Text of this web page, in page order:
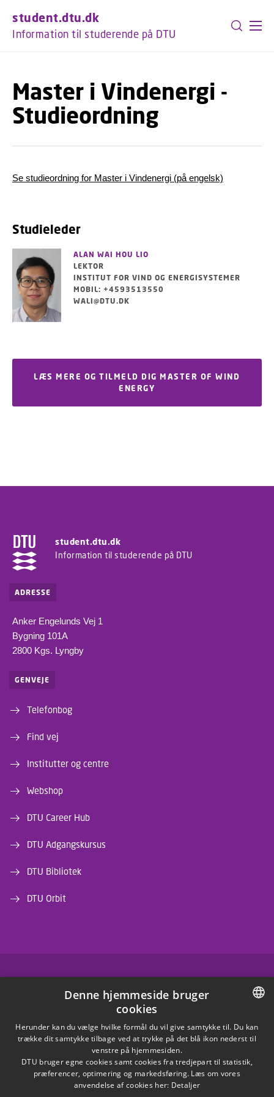
student.dtu.dk
Information til studerende på DTU
Master i Vindenergi -
Studieordning
Se studieordning for Master i Vindenergi (på engelsk)
Studieleder
ALAN WAI HOU LIO
LEKTOR
INSTITUT FOR VIND OG ENERGISYSTEMER
MOBIL: +4593513550
WALI@DTU.DK
LÆS MERE OG TILMELD DIG MASTER OF WIND
ENERGY
student.dtu.dk
Information til studerende på DTU
ADRESSE
Anker Engelunds Vej 1
Bygning 101A
2800 Kgs. Lyngby
GENVEJE
Telefonbog
Find vej
Institutter og centre
Webshop
DTU Career Hub
DTU Adgangskursus
DTU Bibliotek
DTU Orbit
INSTAGRAM
LINKEDIN
X
DANISH
ENGLISH
Denne hjemmeside bruger
cookies
Herunder kan du vælge hvilke formål du vil give samtykke til. Du kan
trække dit samtykke tilbage ved at trykke på det blå ikon nederst til
venstre på hjemmesiden.
DTU bruger egne cookies samt cookies fra tredjepart til statistik,
præferencer, optimering og markedsføring. Læs om vores
anvendelse af cookies her: Detaljer